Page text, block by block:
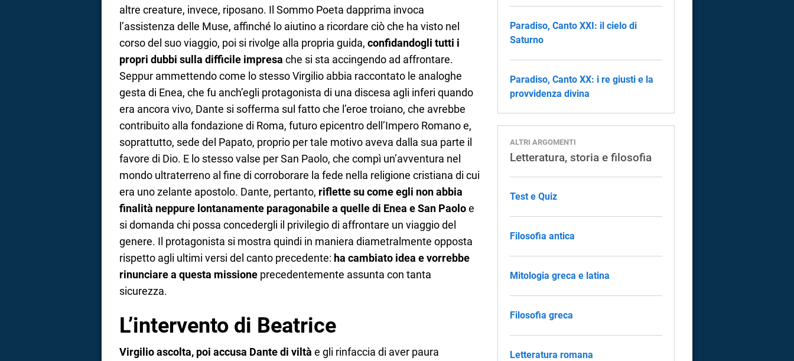
altre creature, invece, riposano. Il Sommo Poeta dapprima invoca
l’assistenza delle Muse, affinché lo aiutino a ricordare ciò che ha visto nel
corso del suo viaggio, poi si rivolge alla propria guida, confidandogli tutti i
propri dubbi sulla difficile impresa che si sta accingendo ad affrontare.
Seppur ammettendo come lo stesso Virgilio abbia raccontato le analoghe
gesta di Enea, che fu anch’egli protagonista di una discesa agli inferi quando
era ancora vivo, Dante si sofferma sul fatto che l’eroe troiano, che avrebbe
contribuito alla fondazione di Roma, futuro epicentro dell’Impero Romano e,
soprattutto, sede del Papato, proprio per tale motivo aveva dalla sua parte il
favore di Dio. E lo stesso valse per San Paolo, che compì un’avventura nel
mondo ultraterreno al fine di corroborare la fede nella religione cristiana di cui
era uno zelante apostolo. Dante, pertanto, riflette su come egli non abbia
finalità neppure lontanamente paragonabile a quelle di Enea e San Paoloe
si domanda chi possa concedergli il privilegio di affrontare un viaggio del
genere. Il protagonista si mostra quindi in maniera diametralmente opposta
rispetto agli ultimi versi del canto precedente: ha cambiato idea e vorrebbe
rinunciare a questa missione precedentemente assunta con tanta
sicurezza.
L’intervento di Beatrice
Virgilio ascolta, poi accusa Dante di viltà e gli rinfaccia di aver paura
Paradiso, Canto XXI: il cielo di
Saturno
Paradiso, Canto XX: i re giusti e la
provvidenza divina
ALTRI ARGOMENTI
Letteratura, storia e filosofia
Test e Quiz
Filosofia antica
Mitologia greca e latina
Filosofia greca
Letteratura romana